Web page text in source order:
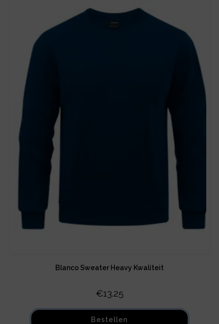
Blanco Sweater Heavy Kwaliteit
€13.25
Bestellen